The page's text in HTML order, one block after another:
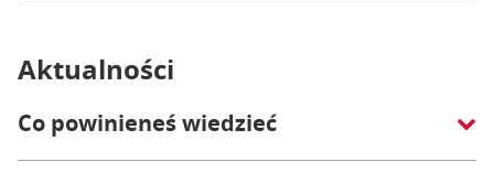
Aktualności
Co powinieneś wiedzieć